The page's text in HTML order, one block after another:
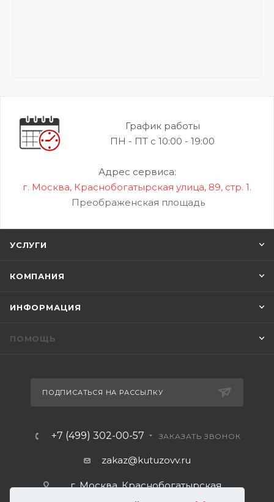
График работы
ПН - ПТ с 10:00 - 19:00
Адрес сервиса:
г. Москва, Краснобогатырская улица, 89, стр. 1.
Преображенская площадь
УСЛУГИ
КОМПАНИЯ
ИНФОРМАЦИЯ
ПОМОЩЬ
ПОДПИСАТЬСЯ НА РАССЫЛКУ
+7 (499) 302-00-57 ЗАКАЗАТЬ ЗВОНОК
zakaz@kutuzovv.ru
г. Москва, Краснобогатырская